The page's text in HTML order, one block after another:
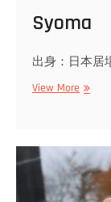
Syoma
出身：日本居
View More Syoma